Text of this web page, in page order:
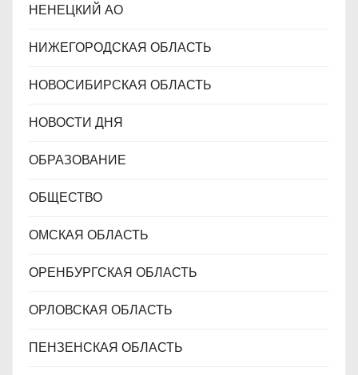
НЕНЕЦКИЙ АО
НИЖЕГОРОДСКАЯ ОБЛАСТЬ
НОВОСИБИРСКАЯ ОБЛАСТЬ
НОВОСТИ ДНЯ
ОБРАЗОВАНИЕ
ОБЩЕСТВО
ОМСКАЯ ОБЛАСТЬ
ОРЕНБУРГСКАЯ ОБЛАСТЬ
ОРЛОВСКАЯ ОБЛАСТЬ
ПЕНЗЕНСКАЯ ОБЛАСТЬ